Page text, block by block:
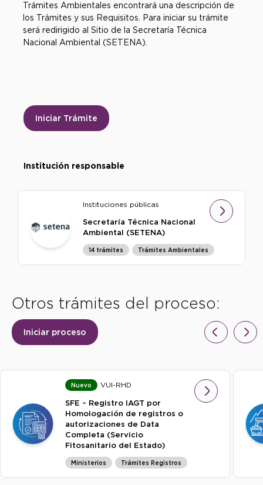
Trámites Ambientales encontrará una descripción de
los Trámites y sus Requisitos. Para iniciar su trámite
será redirigido al Sitio de la Secretaría Técnica
Nacional Ambiental (SETENA).
Iniciar Trámite
Institución responsable
Instituciones públicas
Secretaría Técnica Nacional
Ambiental (SETENA)
14 trámites Trámites Ambientales
Otros trámites del proceso:
Iniciar proceso
Nuevo VUI-RHD
SFE – Registro IAGT por
Homologación de registros o
autorizaciones de Data
Completa (Servicio
Fitosanitario del Estado)
Ministerios Trámites Registros